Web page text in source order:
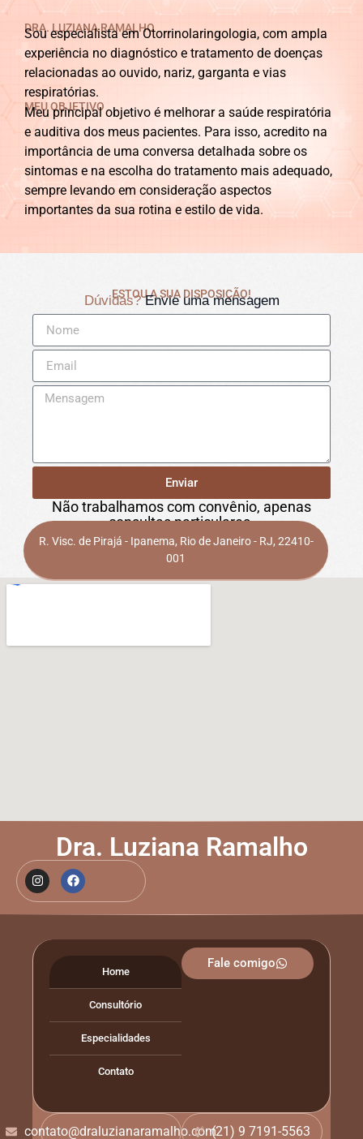
DRA. LUZIANA RAMALHO
Sou especialista em Otorrinolaringologia, com ampla
experiência no diagnóstico e tratamento de doenças
relacionadas ao ouvido, nariz, garganta e vias
respiratórias.
MEU OBJETIVO
Meu principal objetivo é melhorar a saúde respiratória
e auditiva dos meus pacientes. Para isso, acredito na
importância de uma conversa detalhada sobre os
sintomas e na escolha do tratamento mais adequado,
sempre levando em consideração aspectos
importantes da sua rotina e estilo de vida.
ESTOU A SUA DISPOSIÇÃO!
Dúvidas?Envie uma mensagem
Enviar
Não trabalhamos com convênio, apenas
consultas particulares.
R. Visc. de Pirajá - Ipanema, Rio de Janeiro - RJ, 22410-
001
Dra. Luziana Ramalho
Home
Consultório
Especialidades
Contato
Fale comigo
contato@draluzianaramalho.com(21) 9 7191-5563